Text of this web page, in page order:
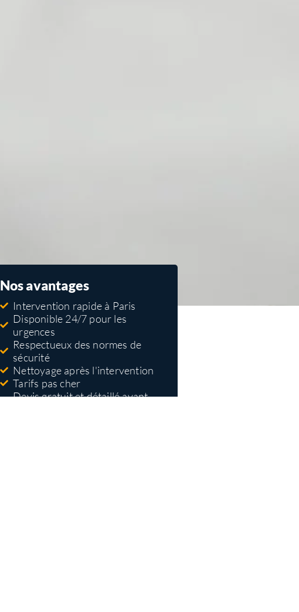
Nos avantages
Intervention rapide à Paris
Disponible 24/7 pour les
urgences
Respectueux des normes de
sécurité
Nettoyage après l'intervention
Tarifs pas cher
Devis gratuit et détaillé avant